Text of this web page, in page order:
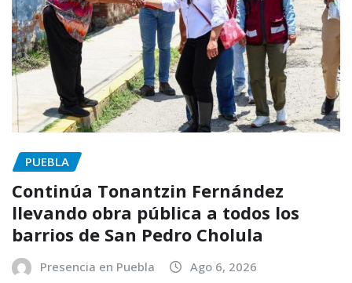
PUEBLA
Continúa Tonantzin Fernández
llevando obra pública a todos los
barrios de San Pedro Cholula
Presencia en Puebla Ago 6, 2026